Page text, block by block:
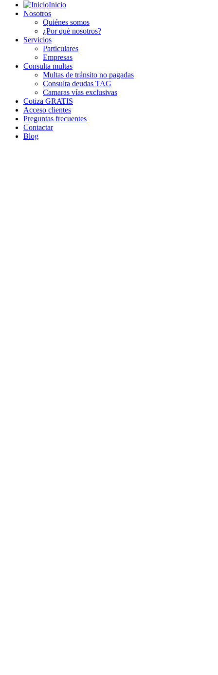
Inicio
Nosotros
Quiénes somos
¿Por qué nosotros?
Servicios
Particulares
Empresas
Consulta multas
Multas de tránsito no pagadas
Consulta deudas TAG
Camaras vías exclusivas
Cotiza GRATIS
Acceso clientes
Preguntas frecuentes
Contactar
Blog